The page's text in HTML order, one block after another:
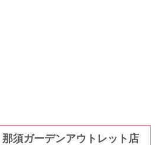
須ガーデンアウトレット店